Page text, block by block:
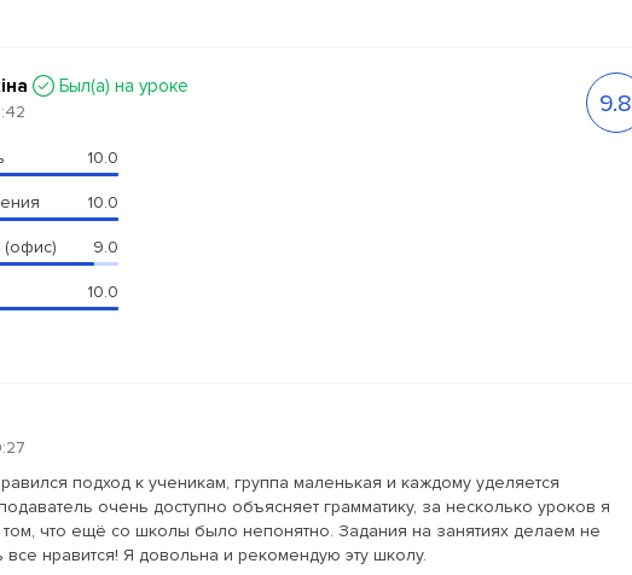
Был(a) на уроке
9.8
10.0
10.0
(офис) 9.0
10.0
подход к ученикам, группа маленькая и каждому уделяется
очень доступно объясняет грамматику, за несколько уроков я
что ещё со школы было непонятно. Задания на занятиях делаем не
все нравится! Я довольна и рекомендую эту школу.